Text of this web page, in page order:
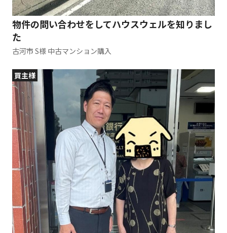
物件の問い合わせをしてハウスウェルを知りまし
た
古河市 S様 中古マンション購入
買主様